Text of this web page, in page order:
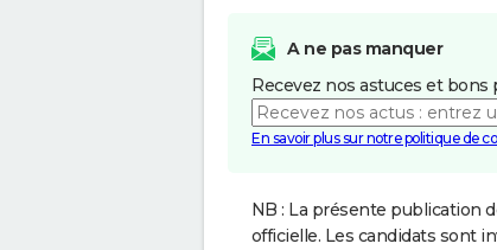
A ne pas manquer
Recevez nos astuces et
En savoir plus sur notre politique de
NB : La présente publication
officielle. Les candidats sont